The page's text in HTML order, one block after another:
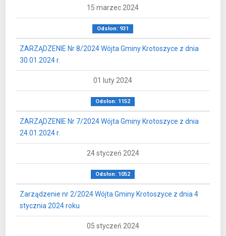
15 marzec 2024
Odsłon: 931
ZARZĄDZENIE Nr 8/2024 Wójta Gminy Krotoszyce z dnia
30.01.2024 r.
01 luty 2024
Odsłon: 1152
ZARZĄDZENIE Nr 7/2024 Wójta Gminy Krotoszyce z dnia
24.01.2024 r.
24 styczeń 2024
Odsłon: 1052
Zarządzenie nr 2/2024 Wójta Gminy Krotoszyce z dnia 4
stycznia 2024 roku
05 styczeń 2024